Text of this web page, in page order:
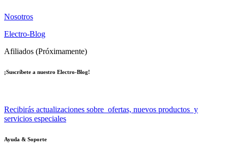
Nosotros
Electro-Blog
Afiliados (Próximamente)
¡Suscríbete a nuestro Electro-Blog!
Recibirás actualizaciones sobre ofertas, nuevos productos y
servicios especiales
Ayuda & Soporte